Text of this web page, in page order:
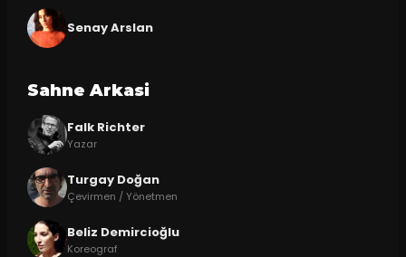
Senay Arslan
Sahne Arkasi
Falk Richter
Yazar
Turgay Doğan
Çevirmen / Yönetmen
Beliz Demircioğlu
Koreograf